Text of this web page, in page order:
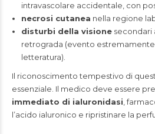
intravascolare accidentale, con
necrosi cutanea nella regione
disturbi della visionesecondari
retrograda (evento
letteratura).
Il riconoscimento tempestivo di
essenziale. Il medico deve essere
immediato di ialuronidasi ,
l’acido ialuronico e ripristinare la